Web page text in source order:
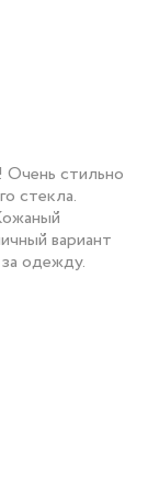
Очень стильно
стекла.
вариант
одежду.